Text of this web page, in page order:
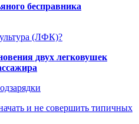
бесправника
(ЛФК)?
двух легковушек
и не совершить типичных